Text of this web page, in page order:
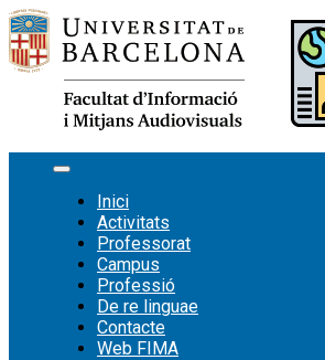
Vés
al
contingut
Inici
Activitats
Professorat
Campus
Professió
De re linguae
Contacte
Web FIMA